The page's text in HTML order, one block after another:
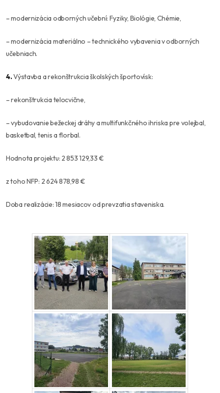
– modernizácia odborných učební: Fyziky, Biológie, Chémie,
– modernizácia materiálno – technického vybavenia v odborných
učebniach.
4.Výstavba a rekonštrukcia školských športovísk:
– rekonštrukcia telocvične,
– vybudovanie bežeckej dráhy a multifunkčného ihriska pre volejbal,
basketbal, tenis a florbal.
Hodnota projektu: 2 853 129,33 €
z toho NFP: 2 624 878,98 €
Doba realizácie: 18 mesiacov od prevzatia staveniska.